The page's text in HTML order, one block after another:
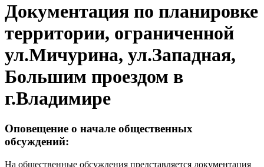
Документация по планировке
территории, ограниченной
ул.Мичурина, ул.Западная,
Большим проездом в
г.Владимире
Оповещение о начале общественных
обсуждений:
На общественные обсуждения представляется документация